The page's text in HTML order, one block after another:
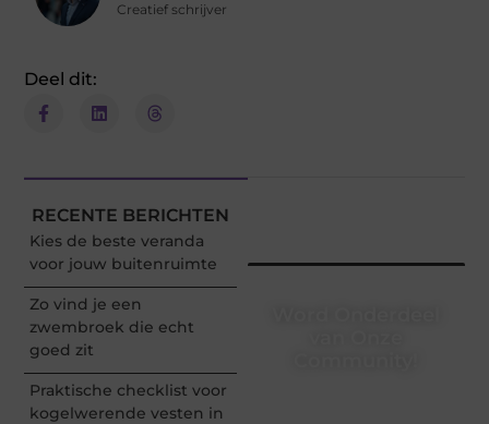
Creatief schrijver
Deel dit:
RECENTE BERICHTEN
Kies de beste veranda
voor jouw buitenruimte
Zo vind je een
zwembroek die echt
goed zit
Praktische checklist voor
kogelwerende vesten in